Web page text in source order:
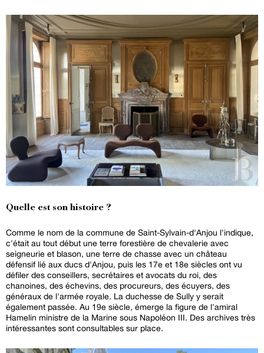
Quelle est son histoire ?
Comme le nom de la commune de Saint-Sylvain-d'Anjou l'indique,
c'était au tout début une terre forestière de chevalerie avec
seigneurie et blason, une terre de chasse avec un château
défensif lié aux ducs d'Anjou, puis les 17e et 18e siècles ont vu
défiler des conseillers, secrétaires et avocats du roi, des
chanoines, des échevins, des procureurs, des écuyers, des
généraux de l'armée royale. La duchesse de Sully y serait
également passée. Au 19e siècle, émerge la figure de l'amiral
Hamelin ministre de la Marine sous Napoléon III. Des archives très
intéressantes sont consultables sur place.